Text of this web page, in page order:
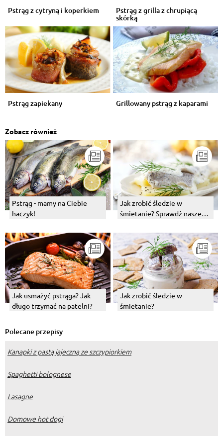
Pstrąg z cytryną i koperkiem Pstrąg z grilla z chrupiącą
skórką
Pstrąg zapiekany Grillowany pstrąg z kaparami
Zobacz również
Pstrąg - mamy na Ciebie
haczyk!
Jak zrobić śledzie w
śmietanie? Sprawdź nasze
Jak usmażyć pstrąga? Jak
długo trzymać na patelni?
Jak zrobić śledzie w
śmietanie?
Polecane przepisy
Kanapki z pastą jajeczną ze szczypiorkiem
Spaghetti bolognese
Lasagne
Domowe hot dogi